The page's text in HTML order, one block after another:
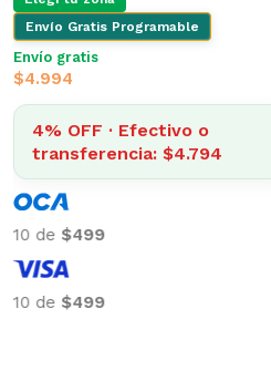
Envío gratis desde $2.500
$1.961
4% OFF · Efectivo o
transferencia: $1.882
10 de$196
10 de$196